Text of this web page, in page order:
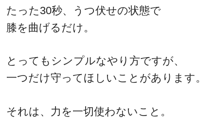
たった30秒、うつ伏せの状態で
膝を曲げるだけ。
とってもシンプルなやり方ですが、
一つだけ守ってほしいことがあります。
それは、力を一切使わないこと。